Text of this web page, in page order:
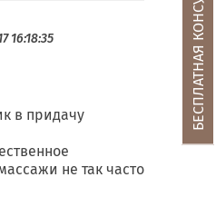
16:18:35
в придачу
не так часто